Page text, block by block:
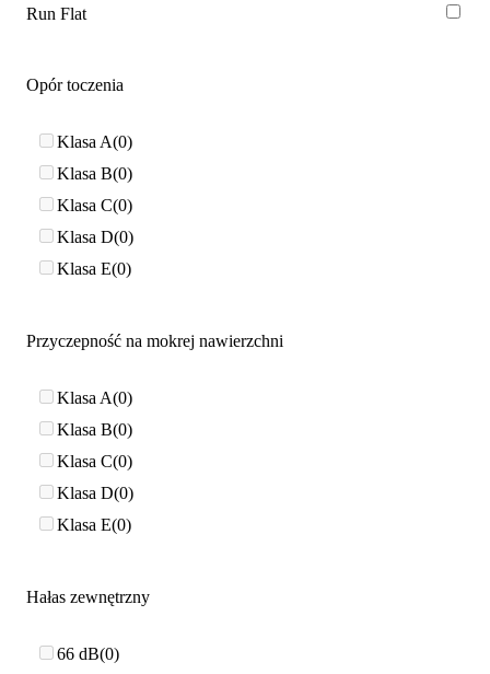
Run Flat
Opór toczenia
Klasa A 0
Klasa B 0
Klasa C 0
Klasa D 0
Klasa E 0
Przyczepność na mokrej nawierzchni
Klasa A 0
Klasa B 0
Klasa C 0
Klasa D 0
Klasa E 0
Hałas zewnętrzny
66 dB 0